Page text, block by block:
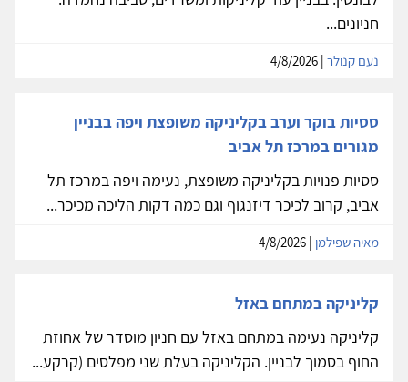
חניונים...
נעם קנולר
ססיות בוקר וערב בקליניקה משופצת ויפה בבניין
מגורים במרכז תל אביב
ססיות פנויות בקליניקה משופצת, נעימה ויפה במרכז תל
אביב, קרוב לכיכר דיזנגוף וגם כמה דקות הליכה מכיכר...
מאיה שפילמן
קליניקה במתחם באזל
קליניקה נעימה במתחם באזל עם חניון מוסדר של אחוזת
החוף בסמוך לבניין. הקליניקה בעלת שני מפלסים (קרקע...